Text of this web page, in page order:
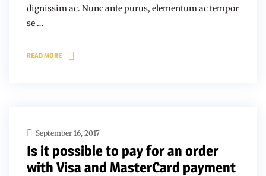
dignissim ac. Nunc ante purus, elementum ac tempor
se …
READ MORE
September 16, 2017
Is it possible to pay for an order
with Visa and MasterCard payment